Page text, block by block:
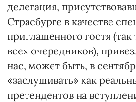
делегация,
Страсбурге в качестве
приглашенного гостя
всех очередников),
нас, может быть, в
«заслушивать» как
претендентов на